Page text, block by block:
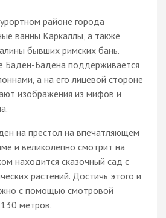
районе города
ванны Каркаллы, а также
бывших римских бань.
Баден-Бадена поддерживается
а на его лицевой стороне
изображения из мифов и
на престол на впечатляющем
и великолепно смотрит на
находится сказочный сад с
растений. Достичь этого и
с помощью смотровой
метров.